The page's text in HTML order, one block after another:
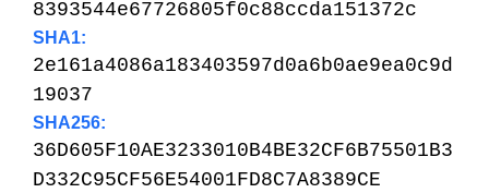
8393544e67726805f0c88ccda151372c
SHA1:
2e161a4086a183403597d0a6b0ae9ea0c9d
19037
SHA256:
36D605F10AE3233010B4BE32CF6B75501B3
D332C95CF56E54001FD8C7A8389CE